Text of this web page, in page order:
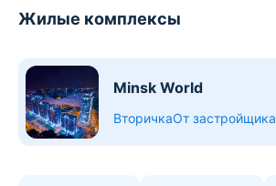
Жилые комплексы
Minsk World
ВторичкаОт застройщика